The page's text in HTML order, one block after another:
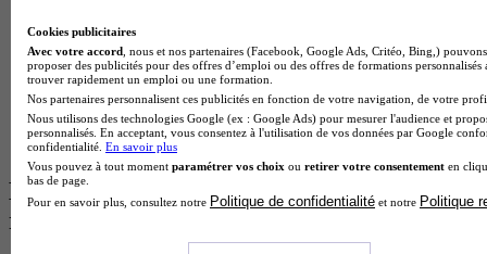
BTS Gpn en alternance
BTS Domotique en alternance
BAC Pro Agora en alternance
BTS Sta en alternance
BTS Iris en alternance
BTS Tpl en alternance
BTS Ati en alternance
Les diplômes par filière les plus
recherchés
Cookies publicitaires
Avec votre accord , nous et nos partenaires (Facebook, Google Ads, Critéo, Bing,)
proposer des publicités pour des offres d’emploi ou des offres de formations
trouver rapidement un emploi ou une formation.
Nos partenaires personnalisent ces publicités en fonction de votre navigation, de votre
Nous utilisons des technologies Google (ex : Google Ads) pour mesurer l'audience et
personnalisés. En acceptant, vous consentez à l'utilisation de vos données par Google
confidentialité. En savoir plus
Vous pouvez à tout moment paramétrer vos choix ou retirer votre consentement en
bas de page.
Pour en savoir plus, consultez notre Politique de confidentialité et notre Politique